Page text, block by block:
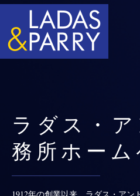
ラダス・
務所ホーム